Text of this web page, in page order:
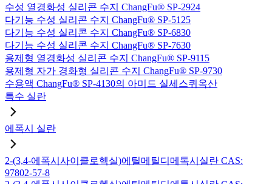
수성 열경화성 실리콘 수지 ChangFu® SP-2924
다기능 수성 실리콘 수지 ChangFu® SP-5125
다기능 수성 실리콘 수지 ChangFu® SP-6830
다기능 수성 실리콘 수지 ChangFu® SP-7630
용제형 열경화성 실리콘 수지 ChangFu® SP-9115
용제형 자가 경화형 실리콘 수지 ChangFu® SP-9730
수용액 ChangFu® SP-4130의 아미드 실세스퀴옥산
특수 실란
에폭시 실란
2-(3,4-에폭시사이클로헥실)에틸메틸디메톡시실란 CAS:
97802-57-8